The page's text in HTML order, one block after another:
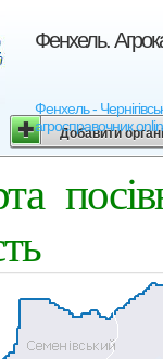
Фенхель.
Фенхель -
агросправочник
Добавити